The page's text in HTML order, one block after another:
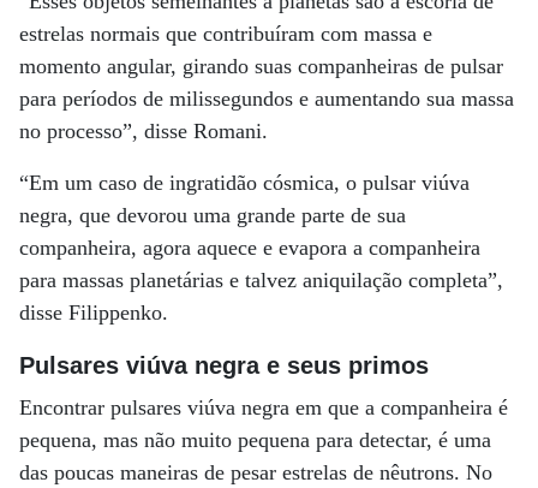
estrelas normais que contribuíram com massa e
momento angular, girando suas companheiras de pulsar
para períodos de milissegundos e aumentando sua massa
no processo”, disse Romani.
“Em um caso de ingratidão cósmica, o pulsar viúva
negra, que devorou ​​uma grande parte de sua
companheira, agora aquece e evapora a companheira
para massas planetárias e talvez aniquilação completa”,
disse Filippenko.
Pulsares viúva negra e seus primos
Encontrar pulsares viúva negra em que a companheira é
pequena, mas não muito pequena para detectar, é uma
das poucas maneiras de pesar estrelas de nêutrons. No